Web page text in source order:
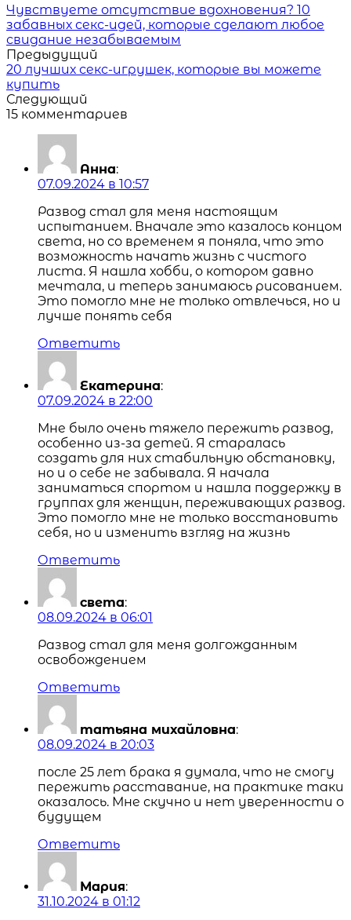
Читать
похожие
статьи
Чувствуете отсутствие вдохновения? 10
забавных секс-идей, которые сделают любое
свидание незабываемым
Предыдущий
20 лучших секс-игрушек, которые вы можете
купить
Следующий
15 комментариев
Анна:
07.09.2024 в 10:57
Развод стал для меня настоящим
испытанием. Вначале это казалось концом
света, но со временем я поняла, что это
возможность начать жизнь с чистого
листа. Я нашла хобби, о котором давно
мечтала, и теперь занимаюсь рисованием.
Это помогло мне не только отвлечься, но и
лучше понять себя
Ответить
Екатерина:
07.09.2024 в 22:00
Мне было очень тяжело пережить развод,
особенно из-за детей. Я старалась
создать для них стабильную обстановку,
но и о себе не забывала. Я начала
заниматься спортом и нашла поддержку в
группах для женщин, переживающих развод.
Это помогло мне не только восстановить
себя, но и изменить взгляд на жизнь
Ответить
света:
08.09.2024 в 06:01
Развод стал для меня долгожданным
освобождением
Ответить
татьяна михайловна:
08.09.2024 в 20:03
после 25 лет брака я думала, что не смогу
пережить расставание, на практике таки
оказалось. Мне скучно и нет уверенности о
будущем
Ответить
Мария:
31.10.2024 в 01:12